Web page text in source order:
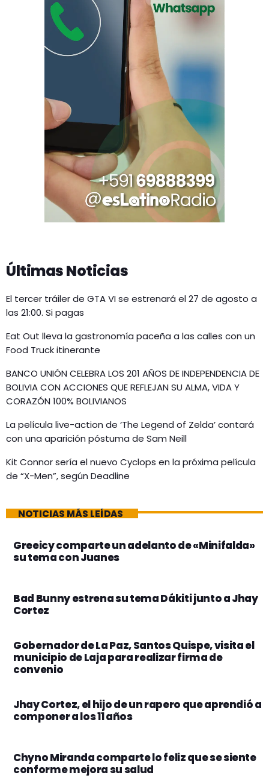
Últimas Noticias
El tercer tráiler de GTA VI se estrenará el 27 de agosto a
las 21:00. Si pagas
Eat Out lleva la gastronomía paceña a las calles con un
Food Truck itinerante
BANCO UNIÓN CELEBRA LOS 201 AÑOS DE INDEPENDENCIA DE
BOLIVIA CON ACCIONES QUE REFLEJAN SU ALMA, VIDA Y
CORAZÓN 100% BOLIVIANOS
La película live-action de ‘The Legend of Zelda’ contará
con una aparición póstuma de Sam Neill
Kit Connor sería el nuevo Cyclops en la próxima película
de “X-Men”, según Deadline
NOTICIAS MÁS LEÍDAS
Greeicy comparte un adelanto de «Minifalda»
su tema con Juanes
Bad Bunny estrena su tema Dákiti junto a Jhay
Cortez
Gobernador de La Paz, Santos Quispe, visita el
municipio de Laja para realizar firma de
convenio
Jhay Cortez, el hijo de un rapero que aprendió a
componer a los 11 años
Chyno Miranda comparte lo feliz que se siente
conforme mejora su salud